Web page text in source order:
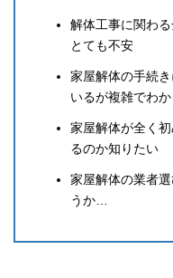
解体工事に関わ
とても不安
家屋解体の手続
いるが複雑でわ
家屋解体が全く
るのか知りたい
家屋解体の業者
うか…